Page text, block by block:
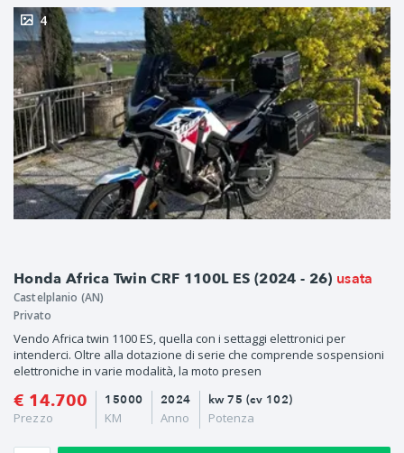
Honda Africa Twin CRF 1100L ES (2024 - 26) usata
4
Castelplanio (AN)
Privato
Vendo Africa twin 1100 ES, quella con i settaggi elettronici per
intenderci. Oltre alla dotazione di serie che comprende sospensioni
elettroniche in varie modalità, la moto presen
€ 14.700
Prezzo
2024
Anno
15000
KM
kw 75 (cv 102)
Potenza